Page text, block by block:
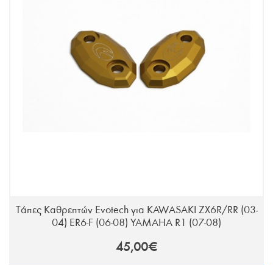
Τάπες Καθρεπτών Evotech για KAWASAKI ZX6R/RR (03-
04) ER6-F (06-08) YAMAHA R1 (07-08)
45,00€